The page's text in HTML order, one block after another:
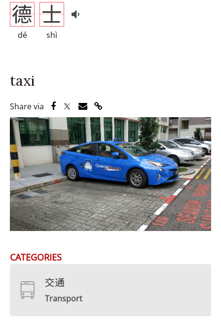
德
dé
士
shì
taxi
Share via Share via Facebook
Share via Twitter
Share via Email
Share via Link
CATEGORIES
交通
Transport